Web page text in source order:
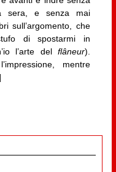
sera, e senza mai
sull’argomento, che
di spostarmi in
l’arte del flâneur).
mentre